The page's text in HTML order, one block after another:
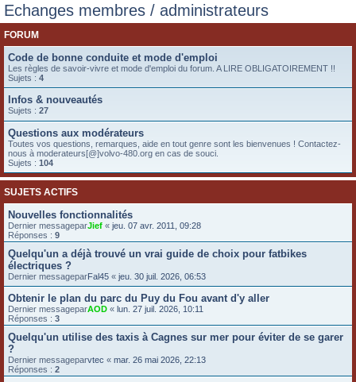
Echanges membres / administrateurs
FORUM
Code de bonne conduite et mode d'emploi
Les règles de savoir-vivre et mode d'emploi du forum. A LIRE OBLIGATOIREMENT !!
Sujets : 4
Infos & nouveautés
Sujets : 27
Questions aux modérateurs
Toutes vos questions, remarques, aide en tout genre sont les bienvenues ! Contactez-
nous à moderateurs[@]volvo-480.org en cas de souci.
Sujets : 104
SUJETS ACTIFS
Nouvelles fonctionnalités
Dernier messageparJief « jeu. 07 avr. 2011, 09:28
Réponses : 9
Quelqu'un a déjà trouvé un vrai guide de choix pour fatbikes
électriques ?
Dernier messageparFal45 « jeu. 30 juil. 2026, 06:53
Obtenir le plan du parc du Puy du Fou avant d'y aller
Dernier messageparAOD « lun. 27 juil. 2026, 10:11
Réponses : 3
Quelqu'un utilise des taxis à Cagnes sur mer pour éviter de se garer
?
Dernier messageparvtec « mar. 26 mai 2026, 22:13
Réponses : 2